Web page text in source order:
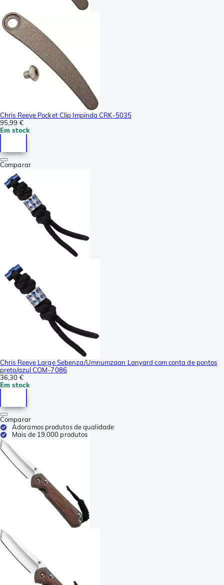
Chris Reeve Pocket Clip Impinda CRK-5035
95,99 €
Em stock
Comparar
Chris Reeve Large Sebenza/Umnumzaan Lanyard com conta de pontos
preto/azul COM-7086
36,30 €
Em stock
Comparar
Adoramos produtos de qualidade
Mais de 19.000 produtos